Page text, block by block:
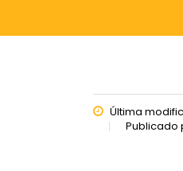
Última
Publicado